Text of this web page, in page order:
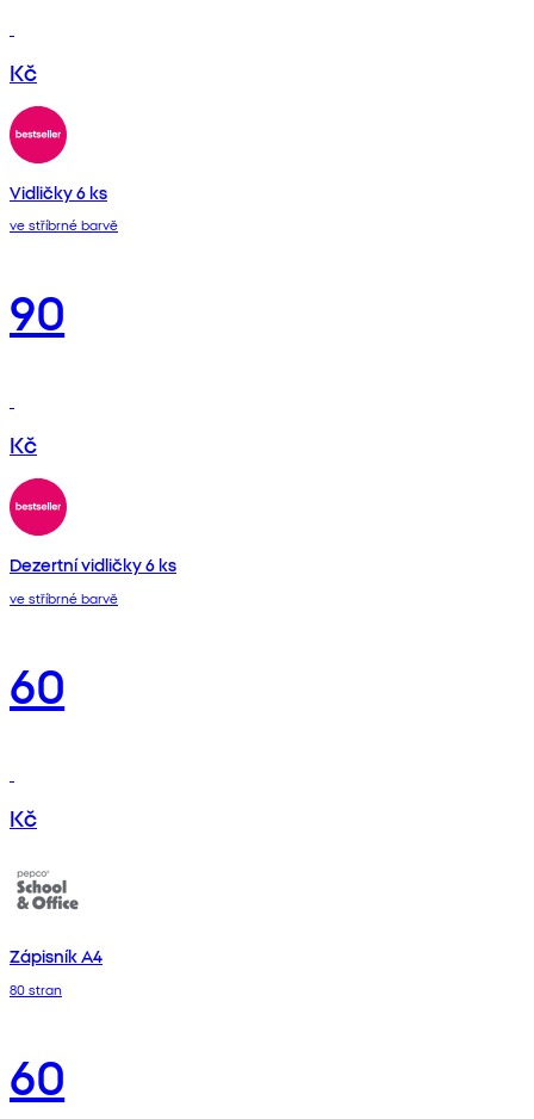
Kč
Vidličky 6 ks
ve stříbrné barvě
90
Kč
Dezertní vidličky 6 ks
ve stříbrné barvě
60
Kč
Zápisník A4
80 stran
60